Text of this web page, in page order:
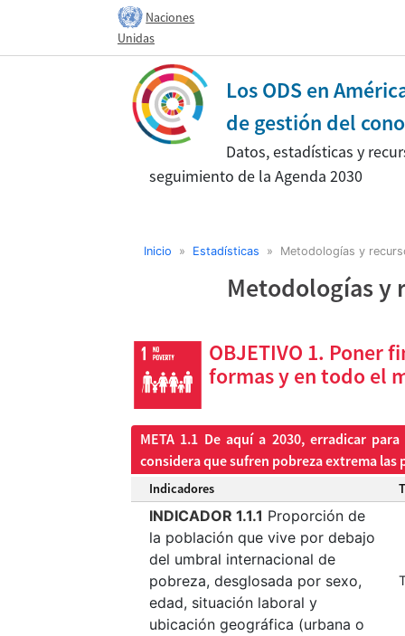
Naciones
Unidas
Los ODS en
de gestión del
Datos, estadísticas y
seguimiento de la Agenda 2030
Inicio » Estadísticas » Metodologías y
Metodologías y
OBJETIVO 1. Poner
formas y en todo el
META 1.1 De aquí a 2030, erradicar
considera que sufren pobreza extrema las
Indicadores
INDICADOR 1.1.1 Proporción de
la población que vive por debajo
del umbral internacional de
pobreza, desglosada por sexo,
edad, situación laboral y
ubicación geográfica (urbana o